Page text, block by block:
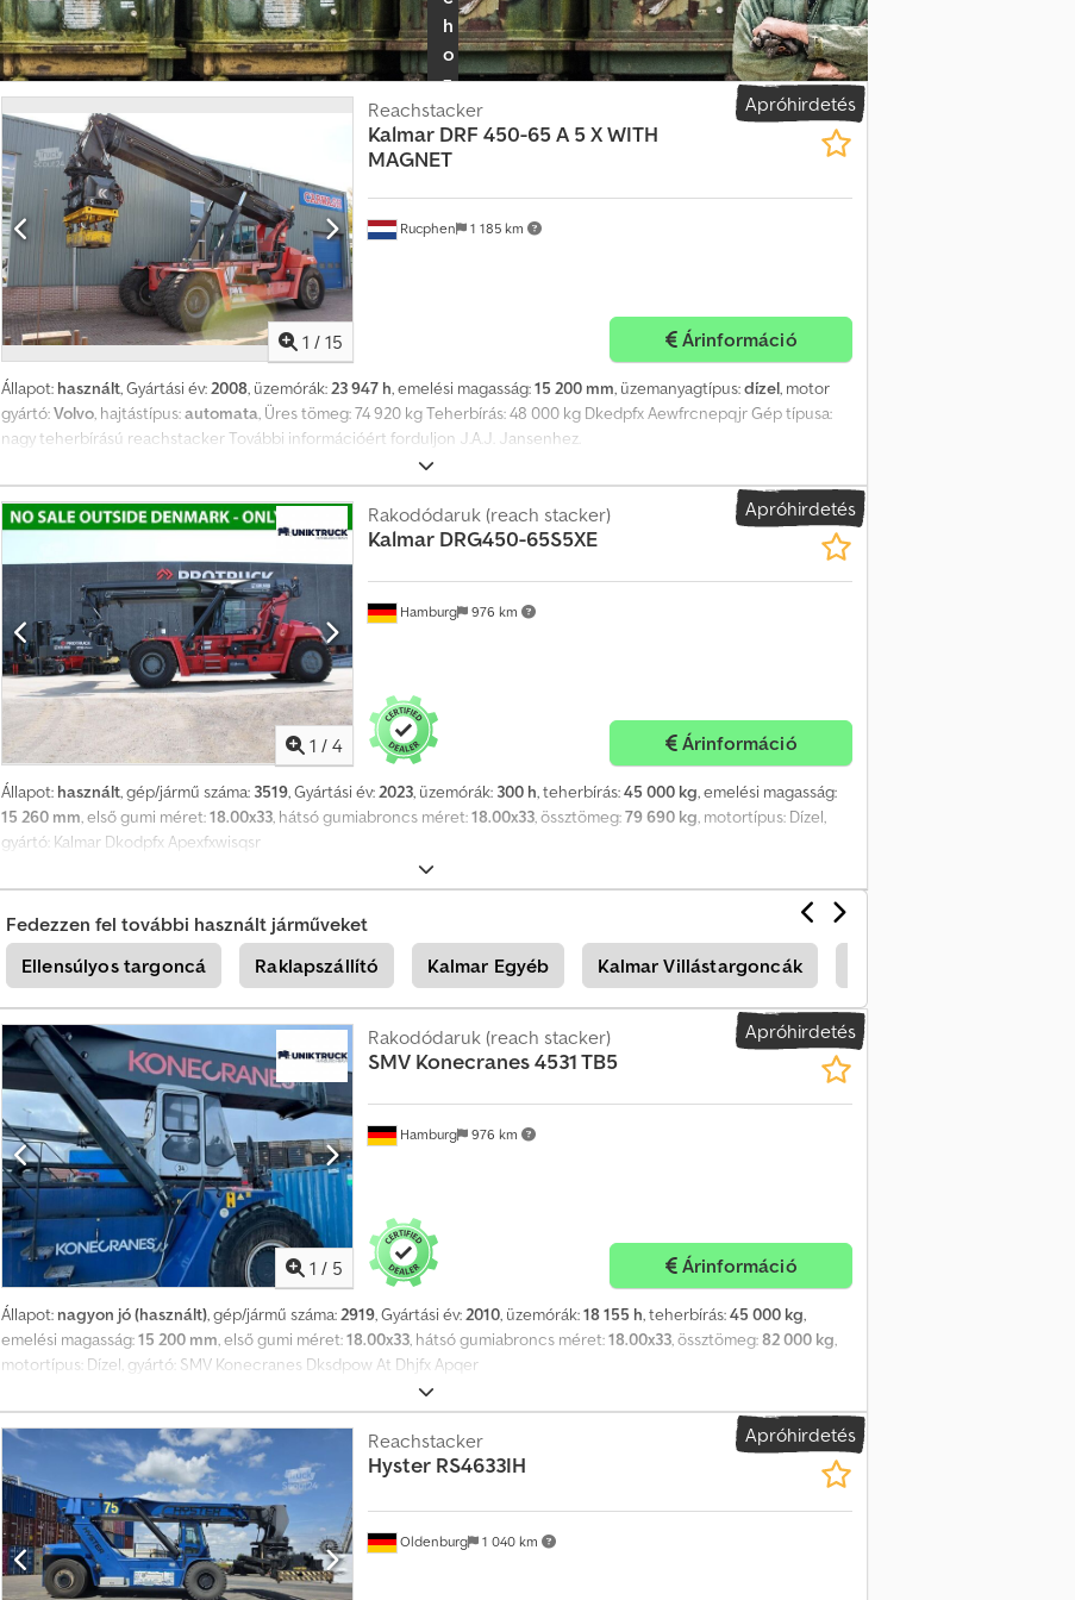
h
o
z
á
s
h
i
r
Apróhirdetés
1 / 15
Rucphen 1 185 km
Reachstacker
Kalmar DRF 450-65 A 5 X WITH
MAGNET
Árinformáció
Állapot: használt, Gyártási év: 2008, üzemórák: 23 947 h, emelési magasság:15 200 mm, üzemanyagtípus:dízel, motor
gyártó:Volvo , hajtástípus:automata , Üres tömeg: 74 920 kg Teherbírás: 48 000 kg Dkedpfx Aewfrcnepqjr Gép típusa:
nagy teherbírású reachstacker További információért forduljon J.A.J. Jansenhez.
Apróhirdetés
1 / 4
Hamburg 976 km
Rakodódaruk (reach stacker)
Kalmar DRG450-65S5XE
Árinformáció
Állapot: használt, gép/jármű száma: 3519, Gyártási év:2023, üzemórák: 300 h, teherbírás:45 000 kg, emelési magasság:
15 260 mm, első gumi méret:18.00x33, hátsó gumiabroncs méret:18.00x33, össztömeg:79 690 kg, motortípus: Dízel,
gyártó: Kalmar Dkodpfx Apexfxwisqsr
Fedezzen fel további használt járműveket
Ellensúlyos targoncá
Raklapszállító Kalmar Egyéb Kalmar Villástargoncák
Apróhirdetés
1 / 5
Hamburg 976 km
Rakodódaruk (reach stacker)
SMV Konecranes4531 TB5
Árinformáció
Állapot: nagyon jó (használt), gép/jármű száma:2919, Gyártási év:2010, üzemórák:18 155 h, teherbírás:45 000 kg,
emelési magasság:15 200 mm, első gumi méret:18.00x33, hátsó gumiabroncs méret:18.00x33, össztömeg:82 000 kg,
motortípus: Dízel, gyártó: SMV Konecranes Dksdpow At Dhjfx Apqer
Apróhirdetés
Oldenburg 1 040 km
Reachstacker
Hyster RS4633IH